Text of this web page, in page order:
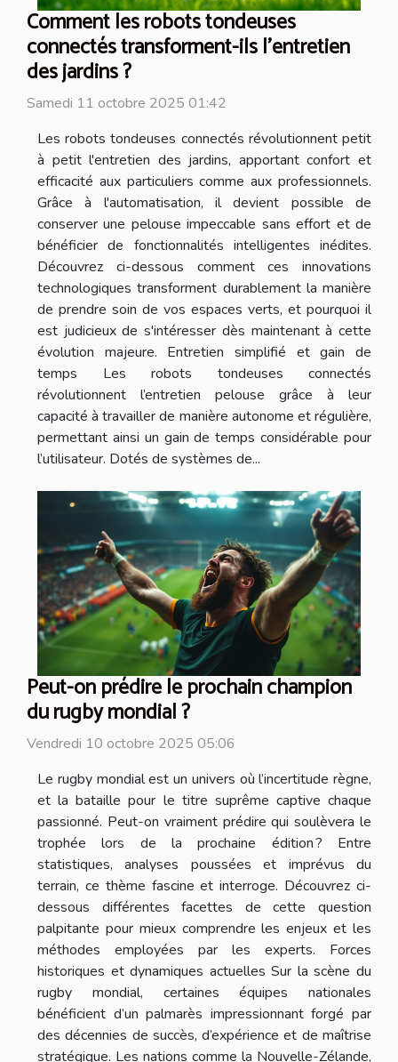
Comment les robots tondeuses
connectés transforment-ils l'entretien
des jardins ?
Samedi 11 octobre 2025 01:42
Les robots tondeuses connectés révolutionnent petit
à petit l'entretien des jardins, apportant confort et
efficacité aux particuliers comme aux professionnels.
Grâce à l'automatisation, il devient possible de
conserver une pelouse impeccable sans effort et de
bénéficier de fonctionnalités intelligentes inédites.
Découvrez ci-dessous comment ces innovations
technologiques transforment durablement la manière
de prendre soin de vos espaces verts, et pourquoi il
est judicieux de s'intéresser dès maintenant à cette
évolution majeure. Entretien simplifié et gain de
temps Les robots tondeuses connectés
révolutionnent l’entretien pelouse grâce à leur
capacité à travailler de manière autonome et régulière,
permettant ainsi un gain de temps considérable pour
l’utilisateur. Dotés de systèmes de...
Peut-on prédire le prochain champion
du rugby mondial ?
Vendredi 10 octobre 2025 05:06
Le rugby mondial est un univers où l’incertitude règne,
et la bataille pour le titre suprême captive chaque
passionné. Peut-on vraiment prédire qui soulèvera le
trophée lors de la prochaine édition ? Entre
statistiques, analyses poussées et imprévus du
terrain, ce thème fascine et interroge. Découvrez ci-
dessous différentes facettes de cette question
palpitante pour mieux comprendre les enjeux et les
méthodes employées par les experts. Forces
historiques et dynamiques actuelles Sur la scène du
rugby mondial, certaines équipes nationales
bénéficient d’un palmarès impressionnant forgé par
des décennies de succès, d’expérience et de maîtrise
stratégique. Les nations comme la Nouvelle-Zélande,